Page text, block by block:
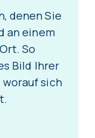
denen Sie
an einem
So
Bild Ihrer
worauf sich